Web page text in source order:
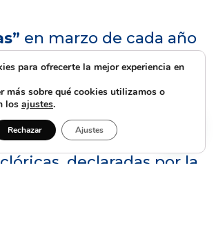
en marzo de cada año
cultural más importante
Valenciana, y la
Valencia aloja a decenas
de visitantes en estas
declaradas por la
para ofrecerte la mejor experiencia en
más sobre qué cookies utilizamos o
los ajustes.
Rechazar Ajustes